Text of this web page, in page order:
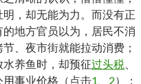
，却无能为力。而没有正
地方官员以为，居民不消
、夜市街就能拉动消费；
养鱼时，却预征过头税
事业价格（点击1 2）；